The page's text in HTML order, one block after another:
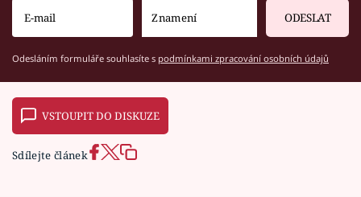
ODESLAT
Odesláním formuláře souhlasíte s podmínkami zpracování osobních údajů
VSTOUPIT DO DISKUZE
Sdílejte článek